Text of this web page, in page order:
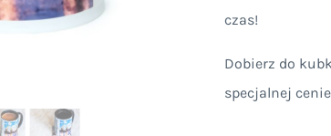
czas!
Dobierz do
specjalnej